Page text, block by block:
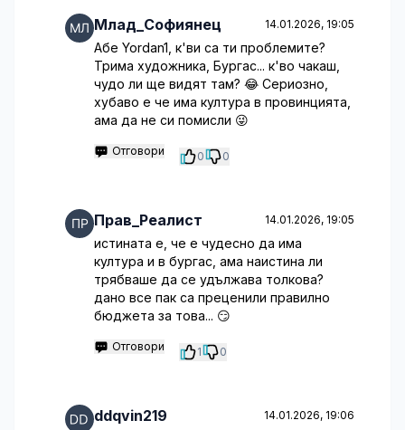
Млад_Софиянец 14.01.2026, 19:05
Абе Yordan1, к'ви са ти проблемите?
Трима художника, Бургас... к'во чакаш,
чудо ли ще видят там? 😂 Сериозно,
хубаво е че има култура в провинцията,
ама да не си помисли 😜
Отговори 0 0
Прав_Реалист 14.01.2026, 19:05
истината е, че е чудесно да има
култура и в бургас, ама наистина ли
трябваше да се удължава толкова?
дано все пак са преценили правилно
бюджета за това... 😏
Отговори 1 0
ddqvin219 14.01.2026, 19:06